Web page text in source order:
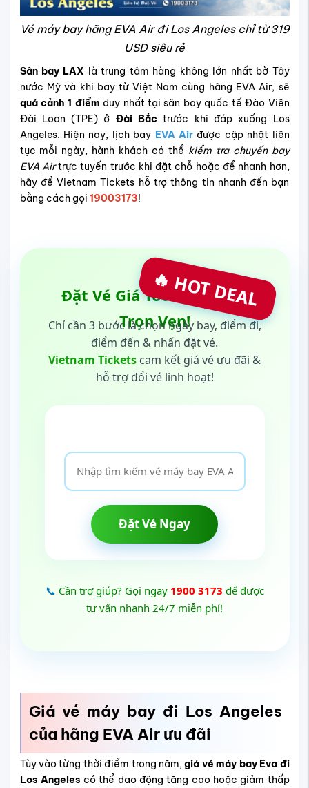
Vé máy bay hãng EVA Air đi Los Angeles chỉ từ 319
USD siêu rẻ
Sân bay LAX là trung tâm hàng không lớn nhất bờ Tây
nước Mỹ và khi bay từ Việt Nam cùng hãng EVA Air, sẽ
quá cảnh 1 điểm duy nhất tại sân bay quốc tế Đào Viên
Đài Loan (TPE) ở Đài Bắctrước khi đáp xuống Los
Angeles. Hiện nay, lịch bay EVA Airđược cập nhật liên
tục mỗi ngày, hành khách có thể kiểm tra chuyến bay
EVA Airtrực tuyến trước khi đặt chỗ hoặc để nhanh hơn,
hãy để Vietnam Tickets hỗ trợ thông tin nhanh đến bạn
bằng cách gọi 19003173!
🔥 HOT DEAL
Đặt Vé Giá Tốt Nhất - Bay
Trọn Vẹn!
Chỉ cần 3 bước là chọn ngày bay, điểm đi,
điểm đến & nhấn đặt vé.
Vietnam Tickets cam kết giá vé ưu đãi &
hỗ trợ đổi vé linh hoạt!
Đặt Vé Ngay
📞 Cần trợ giúp? Gọi ngay 1900 3173 để được
tư vấn nhanh 24/7 miễn phí!
Giá vé máy bay đi Los Angeles
của hãng EVA Air ưu đãi
Tùy vào từng thời điểm trong năm,giá vé máy bay Eva đi
Los Angeles có thể dao động tăng cao hoặc giảm thấp